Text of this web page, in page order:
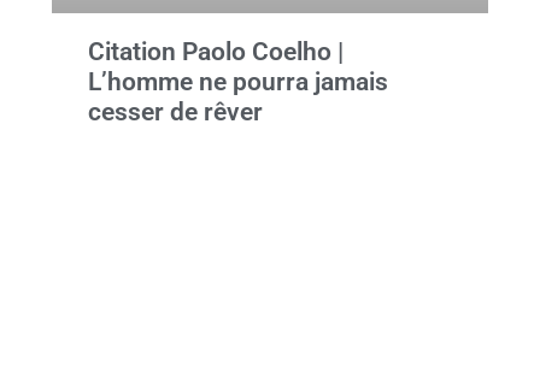
Citation Paolo Coelho |
L’homme ne pourra jamais
cesser de rêver